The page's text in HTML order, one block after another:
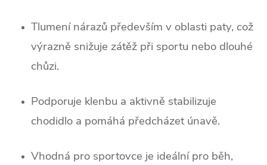
Tlumení nárazů především v oblasti paty, což
výrazně snižuje zátěž při sportu nebo dlouhé
chůzi.
Podporuje klenbu a aktivně stabilizuje
chodidlo a pomáhá předcházet únavě.
Vhodná pro sportovce je ideální pro běh,